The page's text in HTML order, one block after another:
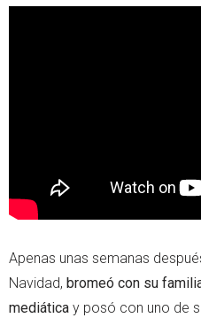
Apenas unas semanas
Navidad, bromeó con su
mediática y posó con uno de